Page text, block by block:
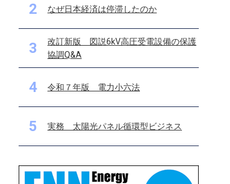
2 なぜ日本経済は停滞したのか
3
改訂新版 図説6kV高圧受電設備の保護
協調Q&A
4 令和７年版 電力小六法
5 実務 太陽光パネル循環型ビジネス